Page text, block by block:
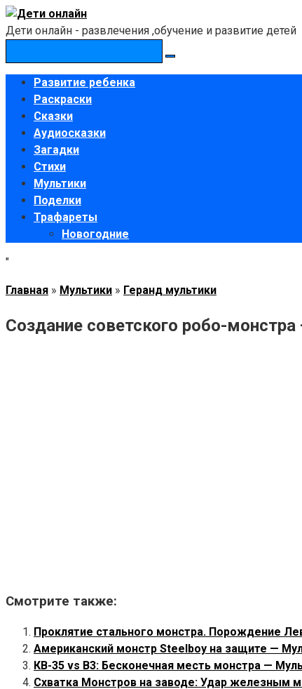
Перейти
к
Дети онлайн - развлечения ,обучение и развитие детей
Развитие ребенка
Раскраски
Сказки
Аудиосказки
Загадки
Стихи
Мультики
Поделки
Трафареты
Новогодние
"
Главная » Мультики » Геранд мультики
Создание советского робо-
Смотрите также:
Проклятие стального монстра. Порождение
Американский монстр Steelboy на защите —
КВ-35 vs B3: Бесконечная месть монстра —
Схватка Монстров на заводе: Удар железным